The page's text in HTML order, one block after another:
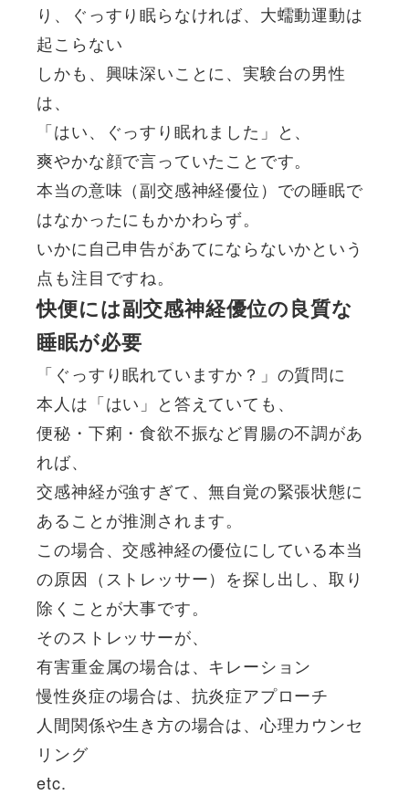
り、ぐっすり眠らなければ、大蠕動運動は
起こらない
しかも、興味深いことに、実験台の男性
は、
「はい、ぐっすり眠れました」と、
爽やかな顔で言っていたことです。
本当の意味（副交感神経優位）での睡眠で
はなかったにもかかわらず。
いかに自己申告があてにならないかという
点も注目ですね。
快便には副交感神経優位の良質な
睡眠が必要
「ぐっすり眠れていますか？」の質問に
本人は「はい」と答えていても、
便秘・下痢・食欲不振など胃腸の不調があ
れば、
交感神経が強すぎて、無自覚の緊張状態に
あることが推測されます。
この場合、交感神経の優位にしている本当
の原因（ストレッサー）を探し出し、取り
除くことが大事です。
そのストレッサーが、
有害重金属の場合は、キレーション
慢性炎症の場合は、抗炎症アプローチ
人間関係や生き方の場合は、心理カウンセ
リング
etc.